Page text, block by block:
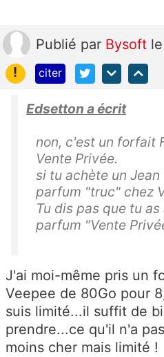
Publié par Bysoft
!
citer
Edsetton a écrit
non, c'est un forfait
Vente Privée.
si tu achète un
parfum "truc" chez
Tu dis pas que tu
parfum "Vente
J'ai moi-même pris un
Veepee de 80Go pour
suis limité...il suffit de
prendre...ce qu'il n'a
moins cher mais limité !